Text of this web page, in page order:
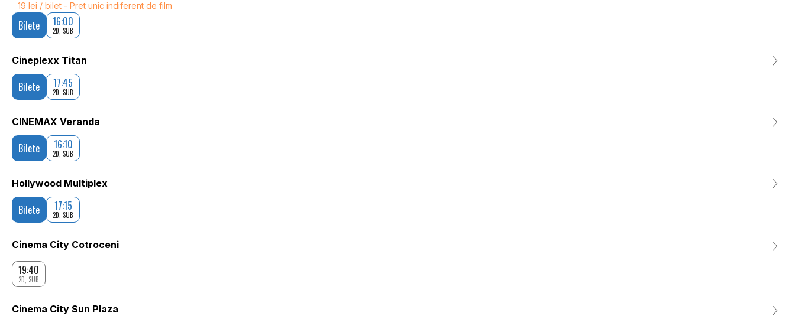
19 lei / bilet - Pret unic indiferent de film
Bilete 16:00
2D, SUB
Cineplexx Titan
Bilete 17:45
2D, SUB
CINEMAX Veranda
Bilete 16:10
2D, SUB
Hollywood Multiplex
Bilete 17:15
2D, SUB
Cinema City Cotroceni
19:40
2D, SUB
Cinema City Sun Plaza